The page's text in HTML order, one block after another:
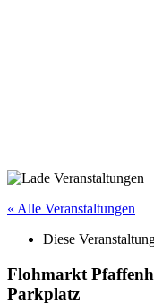
« Alle Veranstaltungen
Diese
Flohmarkt
Parkplatz